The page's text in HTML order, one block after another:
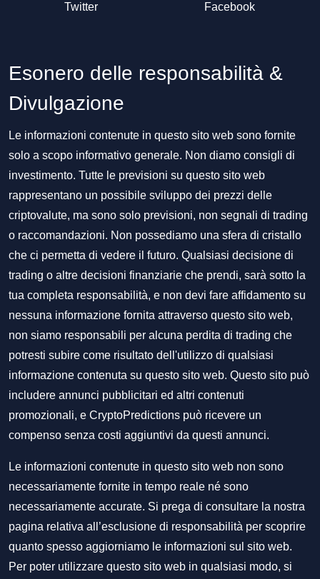
Twitter Facebook
Esonero delle responsabilità &
Divulgazione
Le informazioni contenute in questo sito web sono fornite
solo a scopo informativo generale. Non diamo consigli di
investimento. Tutte le previsioni su questo sito web
rappresentano un possibile sviluppo dei prezzi delle
criptovalute, ma sono solo previsioni, non segnali di trading
o raccomandazioni. Non possediamo una sfera di cristallo
che ci permetta di vedere il futuro. Qualsiasi decisione di
trading o altre decisioni finanziarie che prendi, sarà sotto la
tua completa responsabilità, e non devi fare affidamento su
nessuna informazione fornita attraverso questo sito web,
non siamo responsabili per alcuna perdita di trading che
potresti subire come risultato dell'utilizzo di qualsiasi
informazione contenuta su questo sito web. Questo sito può
includere annunci pubblicitari ed altri contenuti
promozionali, e CryptoPredictions può ricevere un
compenso senza costi aggiuntivi da questi annunci.
Le informazioni contenute in questo sito web non sono
necessariamente fornite in tempo reale né sono
necessariamente accurate. Si prega di consultare la nostra
pagina relativa all’esclusione di responsabilità per scoprire
quanto spesso aggiorniamo le informazioni sul sito web.
Per poter utilizzare questo sito web in qualsiasi modo, si